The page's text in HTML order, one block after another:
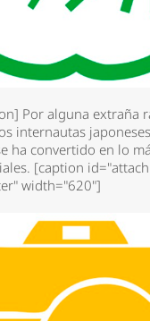
Por alguna extraña
internautas
ha convertido en lo
[caption
width="620"]